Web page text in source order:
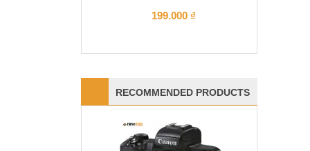
199.000 ₫
RECOMMENDED PRODUCTS